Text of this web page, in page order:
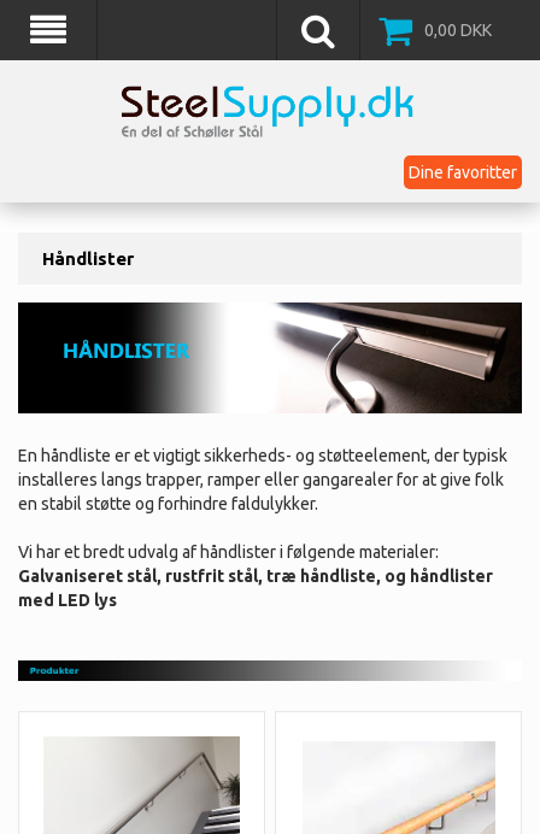
0,00 DKK
Dine favoritter
Håndlister
En håndliste er et vigtigt sikkerheds- og støtteelement, der typisk
installeres langs trapper, ramper eller gangarealer for at give folk
en stabil støtte og forhindre faldulykker.
Vi har et bredt udvalg af håndlister i følgende materialer:
Galvaniseret stål, rustfrit stål, træ håndliste, og håndlister
med LED lys